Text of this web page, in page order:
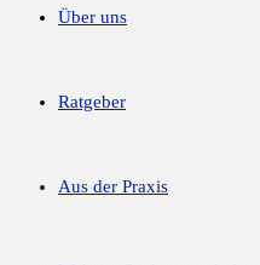
Über uns
Ratgeber
Aus der Praxis